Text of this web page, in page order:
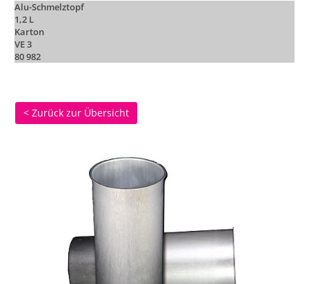
Alu-Schmelztopf
1,2 L
Karton
VE 3
80 982
< Zurück zur Übersicht